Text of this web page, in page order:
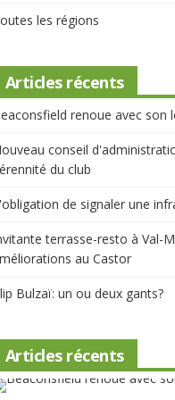
les régions
Articles récents
renoue avec son
conseil
du club
de signaler une
terrasse-resto à Val-
au Castor
Bulzaï: un ou deux gants?
Articles récents